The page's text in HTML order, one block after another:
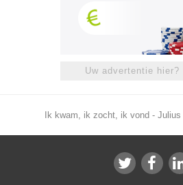
Uw advertentie hier?
Ik kwam, ik zocht, ik vond -